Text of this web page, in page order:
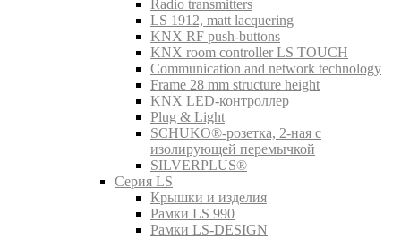
Radio transmitters
LS 1912, matt lacquering
KNX RF push-buttons
KNX room controller LS TOUCH
Communication and network technology
Frame 28 mm structure height
KNX LED-контроллер
Plug & Light
SCHUKO®-розетка, 2-ная с
изолирующей перемычкой
SILVERPLUS®
Серия LS
Крышки и изделия
Рамки LS 990
Рамки LS-DESIGN